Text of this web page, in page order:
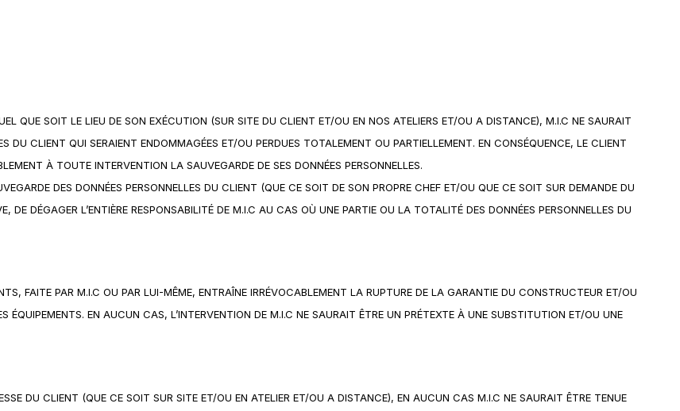
QUE SOIT LE LIEU DE SON EXÉCUTION (SUR SITE DU CLIENT ET/OU EN NOS ATELIERS ET/OU A DISTANCE), M.I.C NE SAURAIT
DU CLIENT QUI SERAIENT ENDOMMAGÉES ET/OU PERDUES TOTALEMENT OU PARTIELLEMENT. EN CONSÉQUENCE, LE CLIENT
À TOUTE INTERVENTION LA SAUVEGARDE DE SES DONNÉES PERSONNELLES.
DES DONNÉES PERSONNELLES DU CLIENT (QUE CE SOIT DE SON PROPRE CHEF ET/OU QUE CE SOIT SUR DEMANDE DU
DÉGAGER L’ENTIÈRE RESPONSABILITÉ DE M.I.C AU CAS OÙ UNE PARTIE OU LA TOTALITÉ DES DONNÉES PERSONNELLES DU
FAITE PAR M.I.C OU PAR LUI-MÊME, ENTRAÎNE IRRÉVOCABLEMENT LA RUPTURE DE LA GARANTIE DU CONSTRUCTEUR ET/OU
ÉQUIPEMENTS. EN AUCUN CAS, L’INTERVENTION DE M.I.C NE SAURAIT ÊTRE UN PRÉTEXTE À UNE SUBSTITUTION ET/OU UNE
DU CLIENT (QUE CE SOIT SUR SITE ET/OU EN ATELIER ET/OU A DISTANCE), EN AUCUN CAS M.I.C NE SAURAIT ÊTRE TENUE